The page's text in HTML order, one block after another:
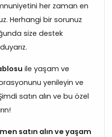
her zaman en
Herhangi bir sorunuz
size destek
ile yaşam ve
yenileyin ve
satın alın ve bu özel
satın alın ve yaşam